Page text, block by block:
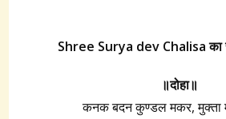
Shree Surya dev Chalisa का
॥दोहा॥
कनक बदन कुण्डल मकर, मुक्ता